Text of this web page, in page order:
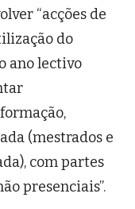
“acções de
do
ano lectivo
(mestrados e
com partes
presenciais”.